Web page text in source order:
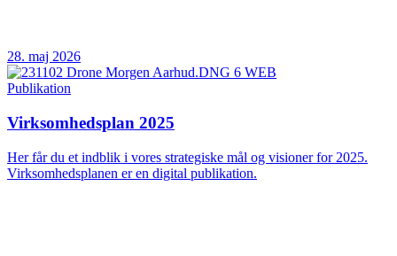
28. maj 2026
Publikation
Virksomhedsplan 2025
Her får du et indblik i vores strategiske mål og visioner for 2025.
Virksomhedsplanen er en digital publikation.